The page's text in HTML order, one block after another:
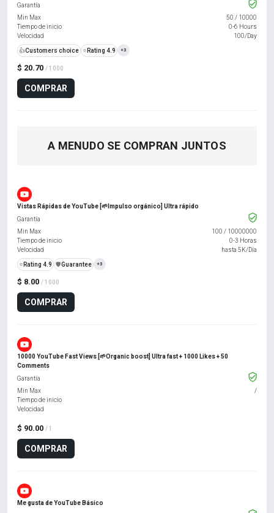
$ 20.70 / 1000
COMPRAR
Garantía
Min Max
50 / 10000
Tiempo de inicio
0-6 Hours
Velocidad
100/Day
👍Customers choice ⭐ Rating 4.9 +3
A MENUDO SE COMPRAN JUNTOS
Vistas Rápidas de YouTube [🌱Impulso orgánico] Ultra rápido
$ 8.00 / 1000
COMPRAR
Garantía
Min Max
100 / 10000000
Tiempo de inicio
0-3 Horas
Velocidad
hasta 5K/Día
⭐ Rating 4.9 ️🛡️Guarantee +3
10000 YouTube Fast Views [🌱Organic boost] Ultra fast + 1000 Likes + 50
Comments
$ 90.00 / 1
COMPRAR
Garantía
Min Max
/
Tiempo de inicio
Velocidad
Me gusta de YouTube Básico